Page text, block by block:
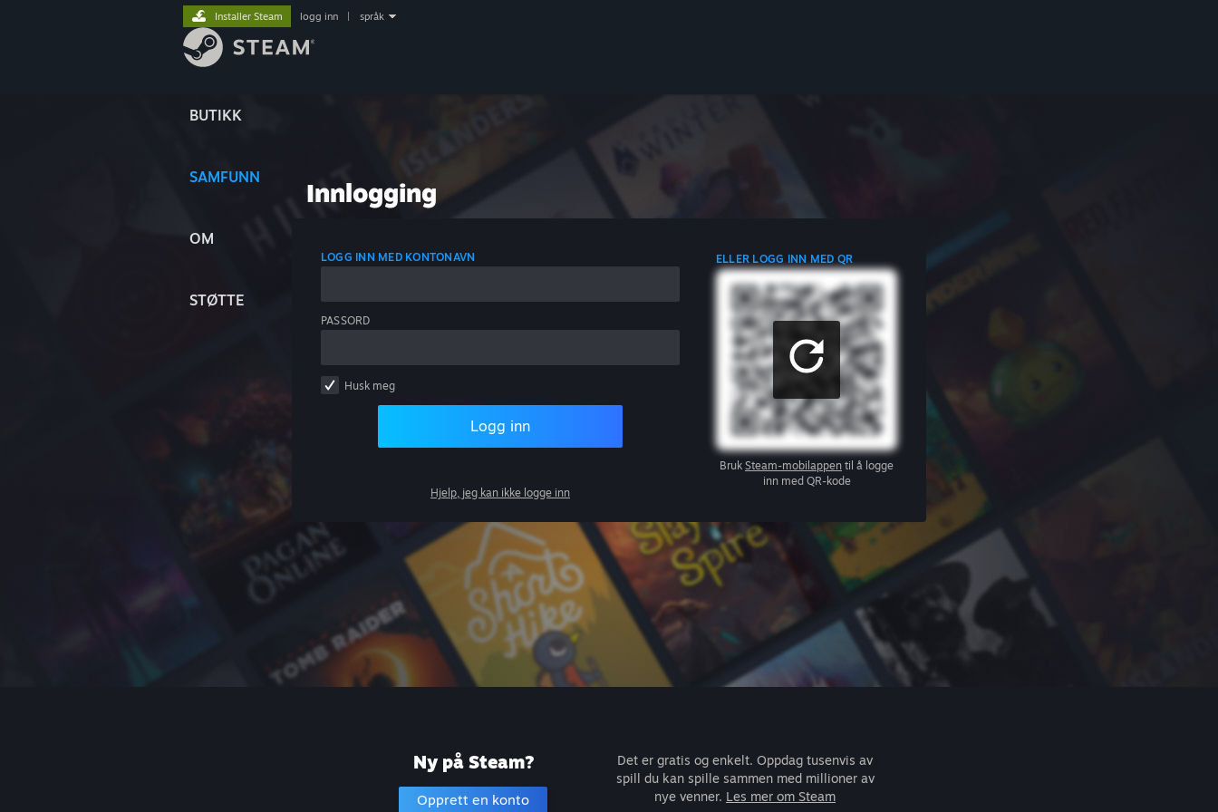
BUTIKK
SAMFUNN
OM
STØTTE
Installer Steam logg inn språk
Innlogging
LOGG INN MED KONTONAVN
PASSORD
Husk meg
Logg inn
Hjelp, jeg kan ikke logge inn
ELLER LOGG INN MED QR
Bruk Steam-mobilappen til å logge
inn med QR-kode
Ny på Steam?
Opprett en konto
Det er gratis og enkelt. Oppdag tusenvis av
spill du kan spille sammen med millioner av
nye venner. Les mer om Steam